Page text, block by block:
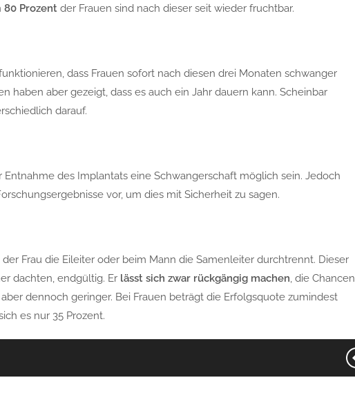
80 Prozent der Frauen sind nach dieser seit wieder fruchtbar.
dass Frauen sofort nach diesen drei Monaten schwanger
haben aber gezeigt, dass es auch ein Jahr dauern kann. Scheinbar
darauf.
des Implantats eine Schwangerschaft möglich sein. Jedoch
vor, um dies mit Sicherheit zu sagen.
Frau die Eileiter oder beim Mann die Samenleiter durchtrennt. Dieser
dachten, endgültig. Er lässt sich zwar rückgängig machen, die Chancen
dennoch geringer. Bei Frauen beträgt die Erfolgsquote zumindest
es nur 35 Prozent.